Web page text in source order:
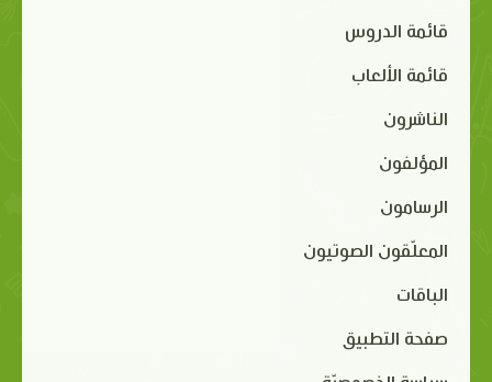
قائمة الدروس
قائمة الألعاب
الناشرون
المؤلفون
الرسامون
المعلّقون الصوتيون
الباقات
صفحة التطبيق